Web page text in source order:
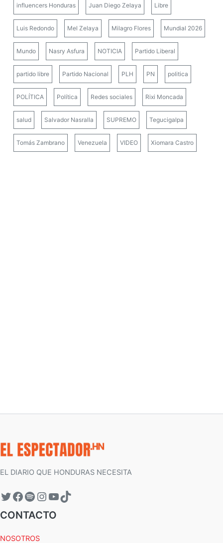
influencers Honduras Juan Diego Zelaya Libre
Luis Redondo Mel Zelaya Milagro Flores Mundial 2026
Mundo Nasry Asfura NOTICIA Partido Liberal
partido libre Partido Nacional PLH PN politica
POLÍTICA Política Redes sociales Rixi Moncada
salud Salvador Nasralla SUPREMO Tegucigalpa
Tomás Zambrano Venezuela VIDEO Xiomara Castro
EL DIARIO QUE HONDURAS NECESITA
CONTACTO
NOSOTROS